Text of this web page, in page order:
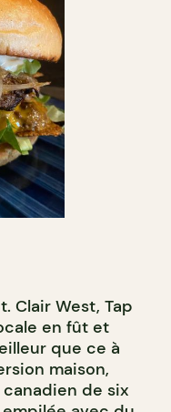
Clair West, Tap
en fût et
que ce à
maison,
canadien de six